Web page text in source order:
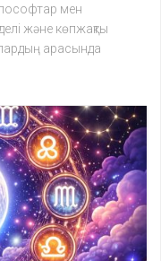
мен
және көпжақты
арасында